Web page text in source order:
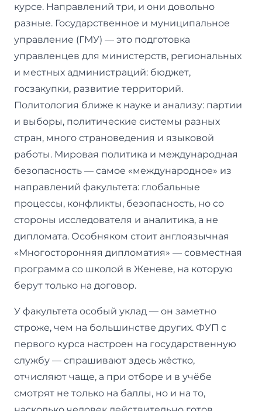
курсе. Направлений три, и они довольно
разные. Государственное и муниципальное
управление (ГМУ) — это подготовка
управленцев для министерств, региональных
и местных администраций: бюджет,
госзакупки, развитие территорий.
Политология ближе к науке и анализу: партии
и выборы, политические системы разных
стран, много страноведения и языковой
работы. Мировая политика и международная
безопасность — самое «международное» из
направлений факультета: глобальные
процессы, конфликты, безопасность, но со
стороны исследователя и аналитика, а не
дипломата. Особняком стоит англоязычная
«Многосторонняя дипломатия» — совместная
программа со школой в Женеве, на которую
берут только на договор.
У факультета особый уклад — он заметно
строже, чем на большинстве других. ФУП с
первого курса настроен на государственную
службу — спрашивают здесь жёстко,
отчисляют чаще, а при отборе и в учёбе
смотрят не только на баллы, но и на то,